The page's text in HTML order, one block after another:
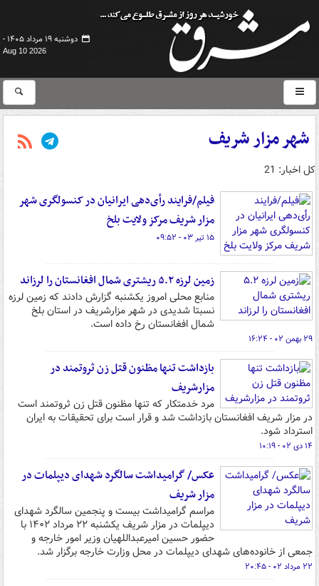
دوشنبه ۱۹ مرداد ۱۴۰۵ -
Aug 10 2026
شهر مزار شریف
کل اخبار: 21
فیلم/فرایند رأی‌دهی ایرانیان در کنسولگری شهر
مزار شریف مرکز ولایت بلخ
۱۵ تیر ۰۳ - ۰۹:۵۲
زمین لرزه ۵.۲ ریشتری شمال افغانستان را لرزاند
منابع محلی امروز یکشنبه گزارش دادند که زمین لرزه
نسبتا شدیدی در شهر مزارشریف در استان بلخ
شمال افغانستان رخ داده است.
۲۹ بهمن ۰۲ - ۱۶:۲۴
بازداشت تنها مظنون قتل زن ثروتمند در
مزارشریف
مرد خدمتکار که تنها مظنون قتل زن ثروتمند است
در مزار شریف افغانستان بازداشت شد و قرار است برای تحقیقات به ایران
استرداد شود.
۱۴ دی ۰۲ - ۱۰:۱۹
عکس/ گرامیداشت سالگرد شهدای دیپلمات در
مزار شریف
مراسم گرامیداشت بیست و پنجمین سالگرد شهدای
دیپلمات در مزار شریف یکشنبه ۲۲ مرداد ۱۴۰۲ با
حضور حسین امیرعبداللهیان وزیر امور خارجه و
جمعی از خانوده‌های شهدای دیپلمات در محل وزارت خارجه برگزار شد.
۲۲ مرداد ۰۲ - ۲۰:۴۵